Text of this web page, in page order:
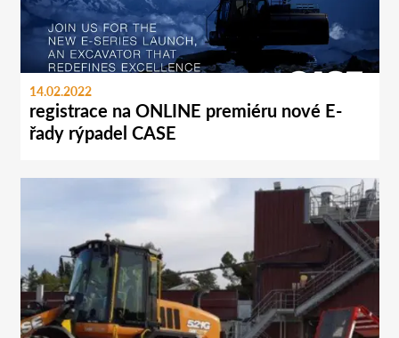
14.02.2022
registrace na ONLINE premiéru nové E-
řady rýpadel CASE